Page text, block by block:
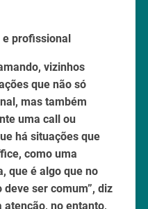
e profissional
vizinhos
que não só
mas também
uma call ou
há situações que
como uma
que é algo que no
ser comum”, diz
atenção, no entanto,